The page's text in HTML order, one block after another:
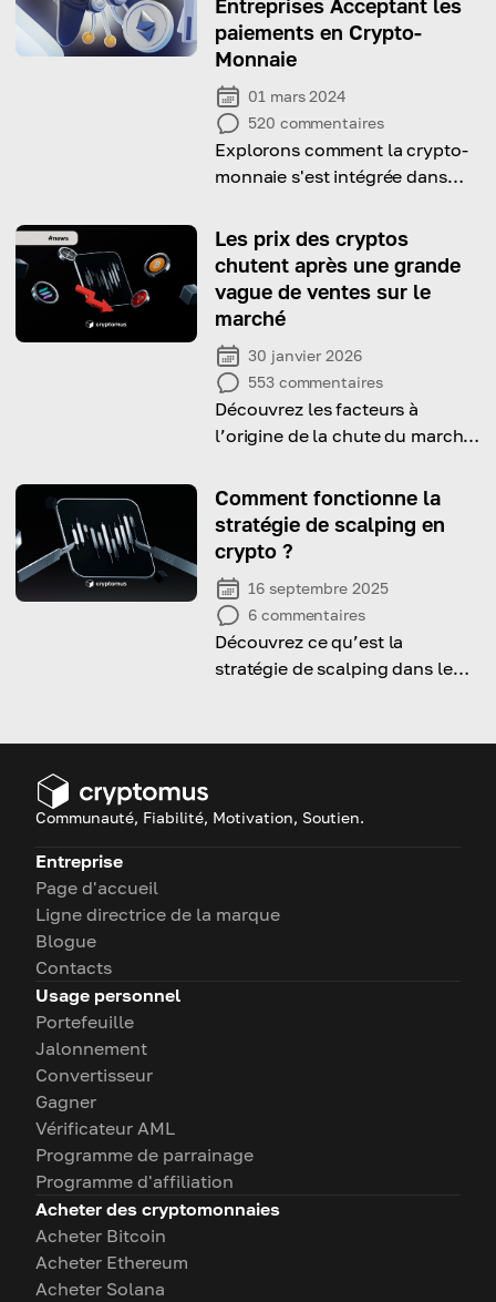
Entreprises Acceptant les
paiements en Crypto-
Monnaie
01 mars 2024
520 commentaires
Explorons comment la crypto-
monnaie s'est intégrée dans
entreprises l'ont déjà acceptée
Les prix des cryptos
chutent après une grande
vague de ventes sur le
marché
30 janvier 2026
553 commentaires
Découvrez les facteurs à
l’origine de la chute du marché
pour les investisseurs
Comment fonctionne la
stratégie de scalping en
crypto ?
16 septembre 2025
6 commentaires
Découvrez ce qu’est la
stratégie de scalping dans le
Communauté, Fiabilité, Motivation, Soutien.
Entreprise
Page d'accueil
Ligne directrice de la marque
Blogue
Contacts
Usage personnel
Portefeuille
Jalonnement
Convertisseur
Gagner
Vérificateur AML
Programme de parrainage
Programme d'affiliation
Acheter des cryptomonnaies
Acheter Bitcoin
Acheter Ethereum
Acheter Solana